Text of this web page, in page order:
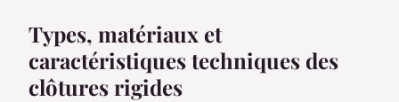
Types, matériaux et
caractéristiques techniques des
clôtures rigides